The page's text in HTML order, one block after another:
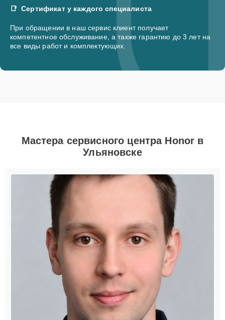
Сертификат у каждого специалиста
При обращении в наш сервис клиент получает
компетентное обслуживание, а также гарантию до 3 лет на
все виды работ и комплектующих.
Мастера сервисного центра Honor в
Ульяновске